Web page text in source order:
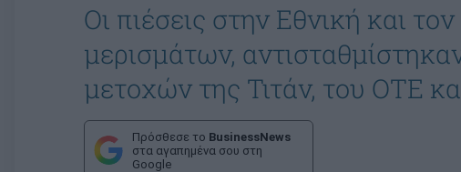
Οι πιέσεις στην Εθνική και
μερισμάτων,
μετοχών της Τιτάν, του ΟΤΕ
Πρόσθεσε το BusinessNews
στα αγαπημένα σου στη
Google